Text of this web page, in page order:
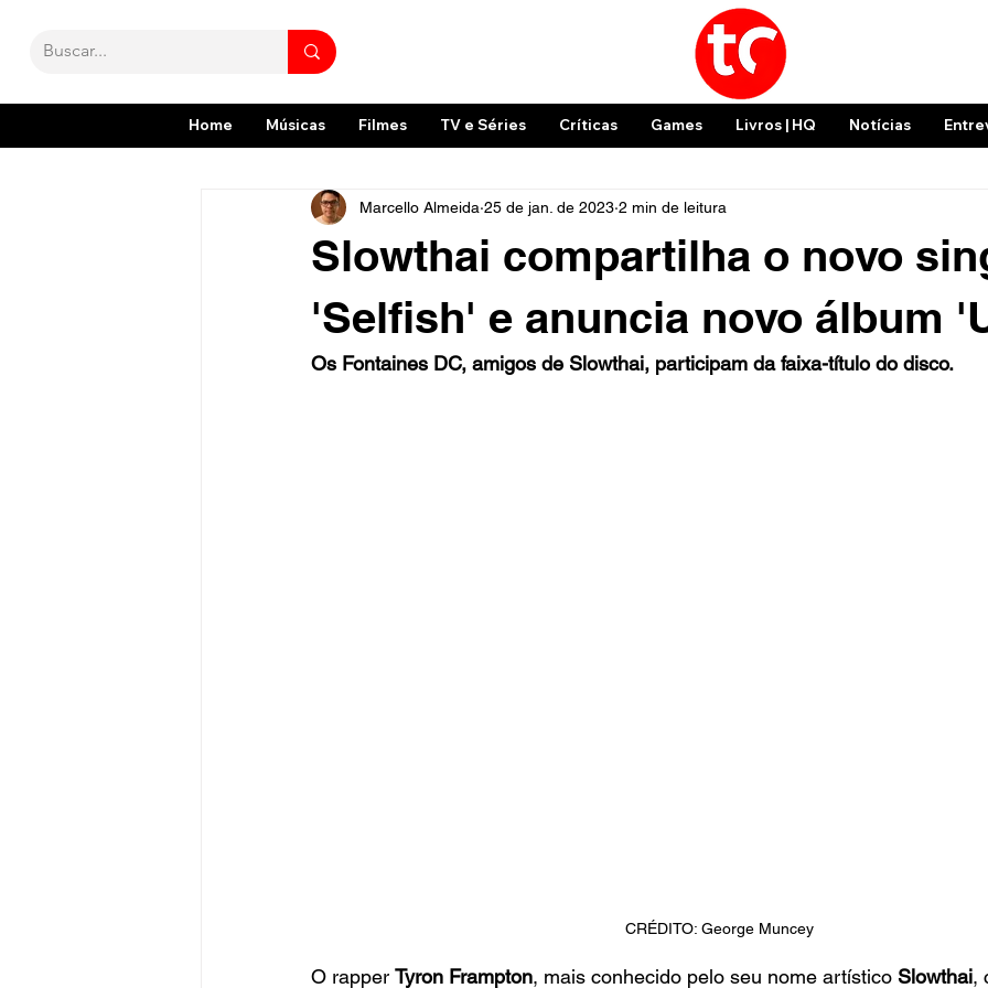
Home Músicas Filmes TV e Séries Críticas Games Livros | HQ Notícias
Slowthai compartilha o novo
'Selfish' e anuncia novo álbum
Marcello Almeida 25 de jan. de 2023 2 min de leitura
Os Fontaines DC, amigos de Slowthai, participam da faixa-título do disco.
CRÉDITO: George Muncey
O rapper Tyron Frampton, mais conhecido pelo seu nome artístico Slowthai,